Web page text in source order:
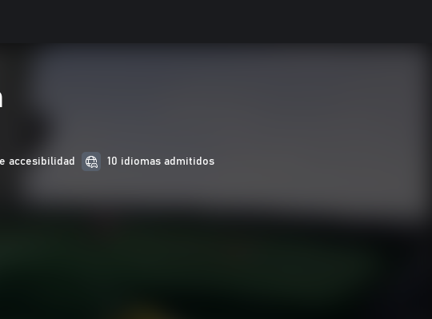
accesibilidad 10 idiomas admitidos